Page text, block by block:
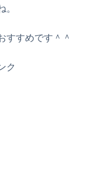
。
すすめです＾＾
ク